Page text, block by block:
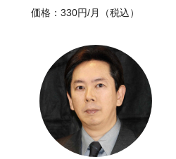
価格：330円/月（税込）